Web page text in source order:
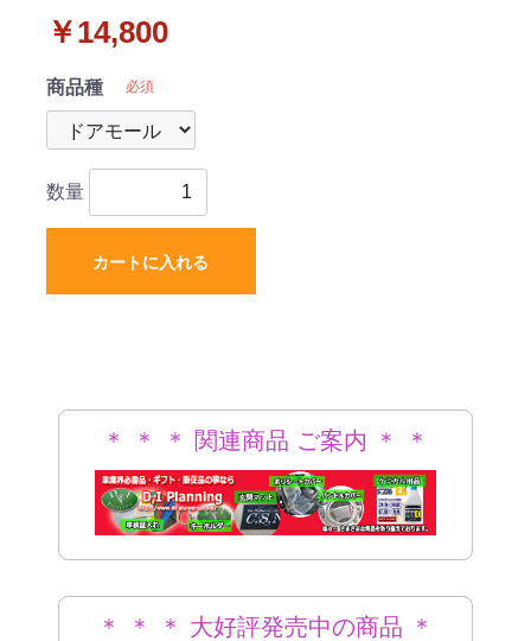
プカバー 社外新品
￥14,800
商品種 必須
数量
カートに入れる
＊ ＊ ＊ 関連商品 ご案内 ＊ ＊
＊
＊ ＊ ＊ 大好評発売中の商品 ＊